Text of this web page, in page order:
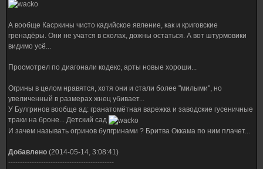
А вообще Касркины чисто кадийское явление, как и криговские
гренадёры. Они не учатся в схолах, дожны остаться. А вот штурмовики
видимо усё...
Просмотрел по диагонали кодекс, арты новые хороши...
Огрины в целом нравятся, хотя они и стали более "милыми", но
увеличенный в размерах жнец убивает...
У Булгринов вообще ад: гранатомётная варежка и заводские гусеничные
траки на броне... Детский сад
И зачем называть огринов булгринами ? Бритва Оккама по ним плачет...
Добавлено (2014-05-14, 3:08:41)
---------------------------------------------